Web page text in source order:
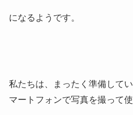
になるようです。
私たちは、まったく準備して
マートフォンで写真を撮って使